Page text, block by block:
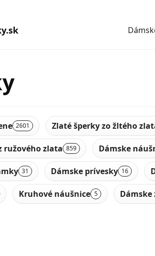
2601 Zlaté šperky zo žltého
ružového zlata 859 Dámske
31 Dámske prívesky 16
Kruhové náušnice 5